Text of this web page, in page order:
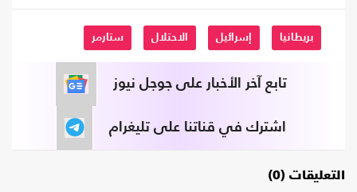
بريطانيا إسرائيل الاحتلال ستارمر
تابع آخر الأخبار على جوجل نيوز
اشترك في قناتنا على تليغرام
التعليقات (0)